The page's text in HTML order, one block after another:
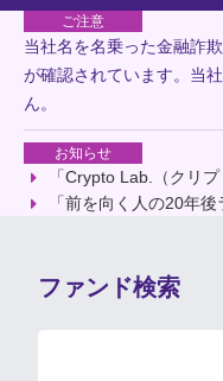
ご注意
当社名を名乗った金融詐
が確認されています。当
ん。
お知らせ
「Crypto Lab.（クリ
「前を向く人の20年
ファンド検索